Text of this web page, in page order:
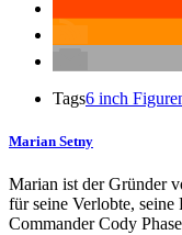
Tags6 inch
Marian Setny
Marian ist der Gründer
für seine Verlobte,
Commander Cody